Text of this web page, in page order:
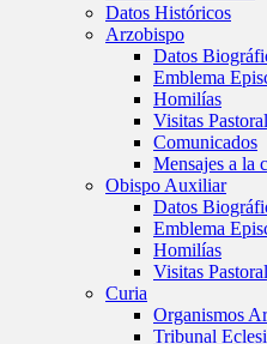
Datos Históricos
Arzobispo
Datos
Emblema
Homilías
Visitas
Comunicados
Mensajes a la
Obispo Auxiliar
Datos
Emblema
Homilías
Visitas
Curia
Organismos
Tribunal